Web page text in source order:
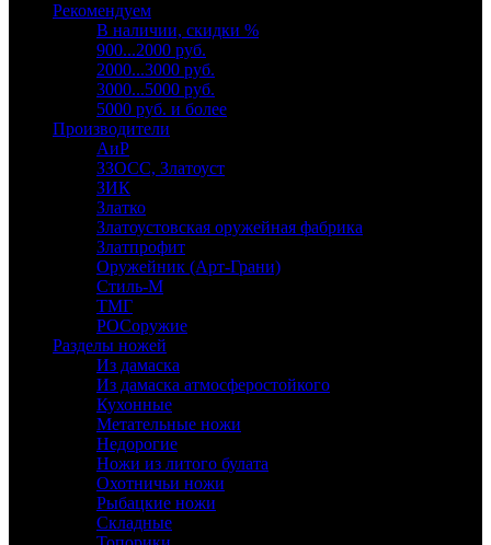
Рекомендуем
В наличии, скидки %
900...2000 руб.
2000...3000 руб.
3000...5000 руб.
5000 руб. и более
Производители
АиР
ЗЗОСС, Златоуст
ЗИК
Златко
Златоустовская оружейная фабрика
Златпрофит
Оружейник (Арт-Грани)
Стиль-М
ТМГ
РОСоружие
Разделы ножей
Из дамаска
Из дамаска атмосферостойкого
Кухонные
Метательные ножи
Недорогие
Ножи из литого булата
Охотничьи ножи
Рыбацкие ножи
Складные